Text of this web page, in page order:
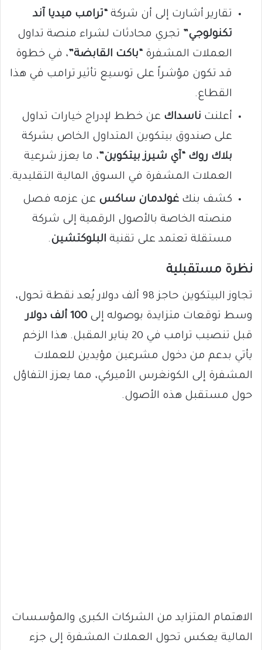
تقارير أشارت إلى أن شركة “ترامب ميديا آند
تكنولوجي” تجري محادثات لشراء منصة تداول
العملات المشفرة “باكت القابضة”، في خطوة
قد تكون مؤشراً على توسيع تأثير ترامب في هذا
القطاع.
أعلنت ناسداك عن خطط لإدراج خيارات تداول
على صندوق بيتكوين المتداول الخاص بشركة
بلاك روك “آي شيرز بيتكوين”، ما يعزز شرعية
العملات المشفرة في السوق المالية التقليدية.
كشف بنك غولدمان ساكس عن عزمه فصل
منصته الخاصة بالأصول الرقمية إلى شركة
مستقلة تعتمد على تقنية البلوكتشين.
نظرة مستقبلية
تجاوز البيتكوين حاجز 98 ألف دولار يُعد نقطة تحول،
وسط توقعات متزايدة بوصوله إلى 100 ألف دولار
قبل تنصيب ترامب في 20 يناير المقبل. هذا الزخم
يأتي بدعم من دخول مشرعين مؤيدين للعملات
المشفرة إلى الكونغرس الأميركي، مما يعزز التفاؤل
حول مستقبل هذه الأصول.
الاهتمام المتزايد من الشركات الكبرى والمؤسسات
المالية يعكس تحول العملات المشفرة إلى جزء